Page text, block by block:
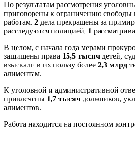
По результатам рассмотрения
приговорены к ограничению
работам. 2 дела прекращены за
расследуются полицией, 1
В целом, с начала года мерами
защищены права 15,5 тысяч детей,
взыскали в их пользу более 2,3 млрд
алиментам.
К уголовной и административной
привлечены 1,7 тысяч должников,
алиментов.
Работа находится на постоянном